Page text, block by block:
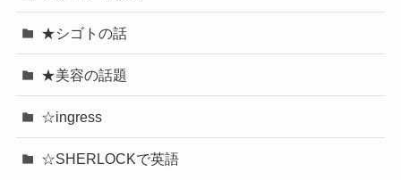
★シゴトの話
★美容の話題
☆ingress
☆SHERLOCKで英語